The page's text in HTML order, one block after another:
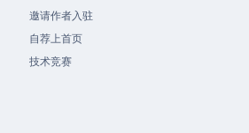
邀请作者入驻
自荐上首页
技术竞赛